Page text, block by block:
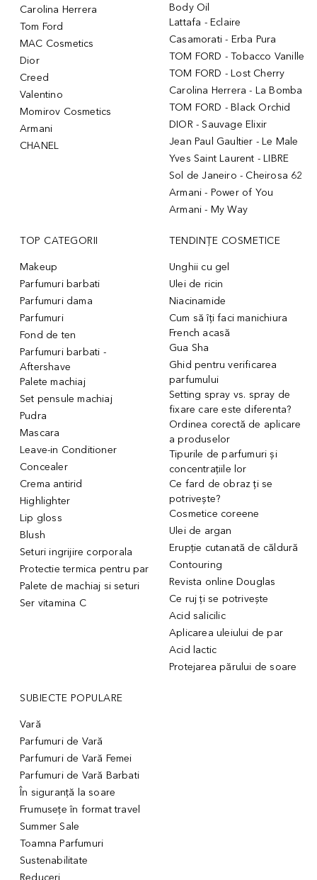
Carolina Herrera
Tom Ford
MAC Cosmetics
Dior
Creed
Valentino
Momirov Cosmetics
Armani
CHANEL
Body Oil
Lattafa - Eclaire
Casamorati - Erba Pura
TOM FORD - Tobacco Vanille
TOM FORD - Lost Cherry
Carolina Herrera - La Bomba
TOM FORD - Black Orchid
DIOR - Sauvage Elixir
Jean Paul Gaultier - Le Male
Yves Saint Laurent - LIBRE
Sol de Janeiro - Cheirosa 62
Armani - Power of You
Armani - My Way
TOP CATEGORII
Makeup
Parfumuri barbati
Parfumuri dama
Parfumuri
Fond de ten
Parfumuri barbati -
Aftershave
Palete machiaj
Set pensule machiaj
Pudra
Mascara
Leave-in Conditioner
Concealer
Crema antirid
Highlighter
Lip gloss
Blush
Seturi ingrijire corporala
Protectie termica pentru par
Palete de machiaj si seturi
Ser vitamina C
TENDINȚE COSMETICE
Unghii cu gel
Ulei de ricin
Niacinamide
Cum să îți faci manichiura
French acasă
Gua Sha
Ghid pentru verificarea
parfumului
Setting spray vs. spray de
fixare care este diferenta?
Ordinea corectă de aplicare
a produselor
Tipurile de parfumuri și
concentrațiile lor
Ce fard de obraz ți se
potrivește?
Cosmetice coreene
Ulei de argan
Erupție cutanată de căldură
Contouring
Revista online Douglas
Ce ruj ți se potrivește
Acid salicilic
Aplicarea uleiului de par
Acid lactic
Protejarea părului de soare
SUBIECTE POPULARE
Vară
Parfumuri de Vară
Parfumuri de Vară Femei
Parfumuri de Vară Barbati
În siguranță la soare
Frumusețe în format travel
Summer Sale
Toamna Parfumuri
Sustenabilitate
Reduceri